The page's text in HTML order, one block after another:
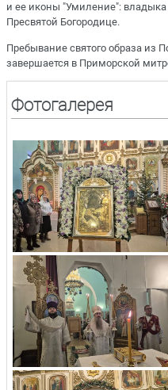
и ее иконы "Умиление":
Пресвятой Богородице.
Пребывание святого образа из
завершается в Приморской
Фотогалерея